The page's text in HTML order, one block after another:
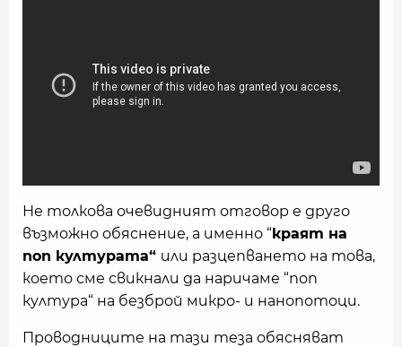
Не толкова очевидният отговор е друго
възможно обяснение, а именно “краят на
поп културата“ или разцепването на това,
което сме свикнали да наричаме “поп
култура“ на безброй микро- и нанопотоци.
Проводниците на тази теза обясняват